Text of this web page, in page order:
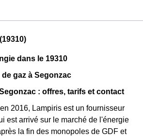
dans le 19310
gaz à Segonzac
: offres, tarifs et contact
2016, Lampiris est un fournisseur
est arrivé sur le marché de l'énergie
la fin des monopoles de GDF et